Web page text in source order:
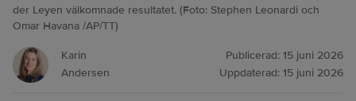
der Leyen välkomnade resultatet. (Foto: Stephen Leonardi och
Omar Havana /AP/TT)
Karin
Andersen
Publicerad: 15 juni 2026
Uppdaterad: 15 juni 2026